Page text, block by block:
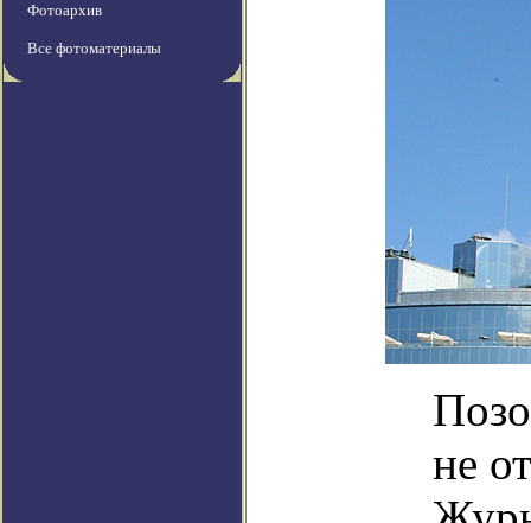
Фотоархив
Все фотоматериалы
не